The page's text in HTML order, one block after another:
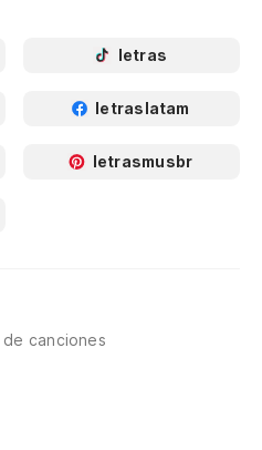
letras
letraslatam
letrasmusbr
canciones